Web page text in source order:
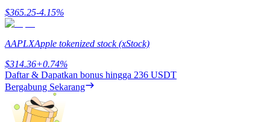
Launchpool
$365.25-4.15%
AAPLXApple tokenized stock (xStock)
$314.36+0.74%
Daftar & Dapatkan bonus hingga 236 USDT
Bergabung Sekarang